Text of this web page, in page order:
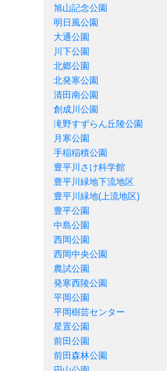
旭山記念公園
明日風公園
大通公園
川下公園
北郷公園
北発寒公園
清田南公園
創成川公園
滝野すずらん丘陵公園
月寒公園
手稲稲積公園
豊平川さけ科学館
豊平川緑地下流地区
豊平川緑地(上流地区)
豊平公園
中島公園
西岡公園
西岡中央公園
農試公園
発寒西陵公園
平岡公園
平岡樹芸センター
星置公園
前田公園
前田森林公園